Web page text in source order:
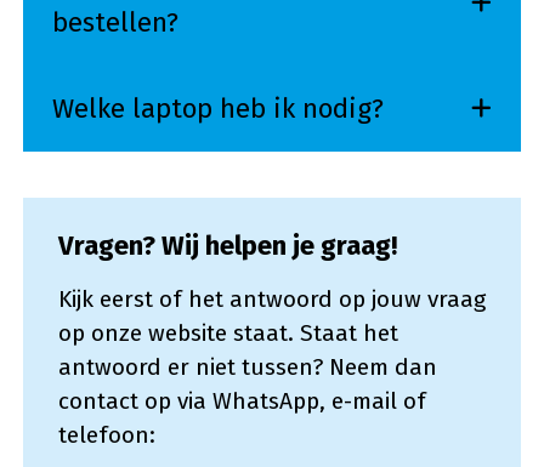
bestellen?
Welke laptop heb ik nodig?
Vragen? Wij helpen je graag!
Kijk eerst of het antwoord op jouw vraag
op onze website staat. Staat het
antwoord er niet tussen? Neem dan
contact op via WhatsApp, e-mail of
telefoon: